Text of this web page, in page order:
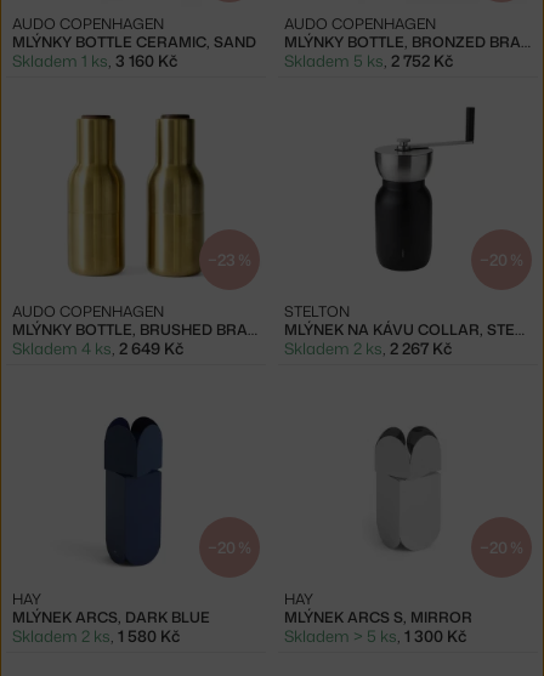
MLÝNKY BOTTLE CERAMIC, SAND
AUDO COPENHAGEN
Skladem 1 ks, 3 160 Kč
MLÝNKY BOTTLE, BRONZED BRASS
AUDO COPENHAGEN
Skladem 5 ks, 2 752 Kč
−23 %
MLÝNKY BOTTLE, BRUSHED BRASS
AUDO COPENHAGEN
Skladem 4 ks, 2 649 Kč
−20 %
MLÝNEK NA KÁVU COLLAR, STEEL
STELTON
Skladem 2 ks, 2 267 Kč
−20 %
MLÝNEK ARCS, DARK BLUE
HAY
Skladem 2 ks, 1 580 Kč
−20 %
MLÝNEK ARCS S, MIRROR
HAY
Skladem > 5 ks, 1 300 Kč